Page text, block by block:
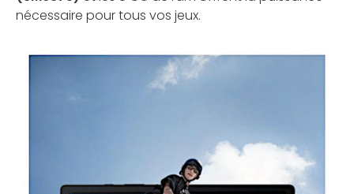
nécessaire pour tous vos jeux.